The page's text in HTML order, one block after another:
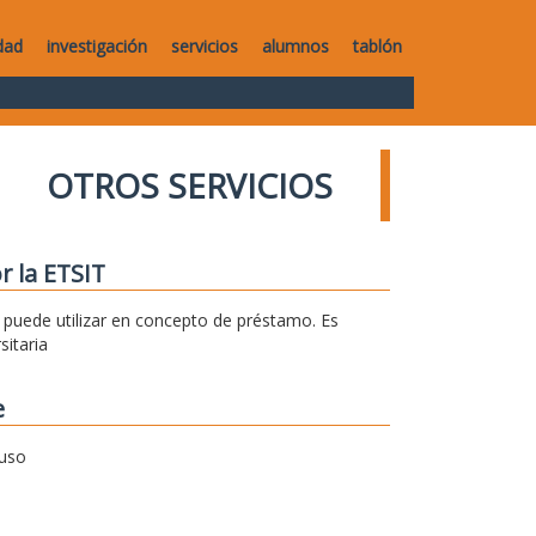
investigación servicios alumnos tablón
OTROS SERVICIOS
la ETSIT
utilizar en concepto de préstamo. Es